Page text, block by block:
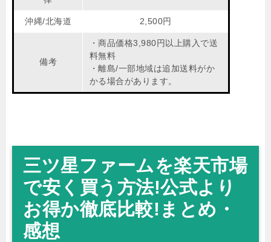
沖縄/北海道 2,500円
備考
・商品価格3,980円以上購入で送
料無料
・離島/一部地域は追加送料がか
かる場合があります。
三ツ星ファームを楽天市場
で安く買う方法!公式より
お得か徹底比較!まとめ・
感想